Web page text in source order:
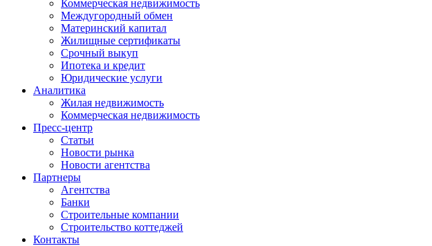
Коммерческая недвижимость
Междугородный обмен
Материнский капитал
Жилищные сертификаты
Срочный выкуп
Ипотека и кредит
Юридические услуги
Аналитика
Жилая недвижимость
Коммерческая недвижимость
Пресс-центр
Статьи
Новости рынка
Новости агентства
Партнеры
Агентства
Банки
Строительные компании
Строительство коттеджей
Контакты